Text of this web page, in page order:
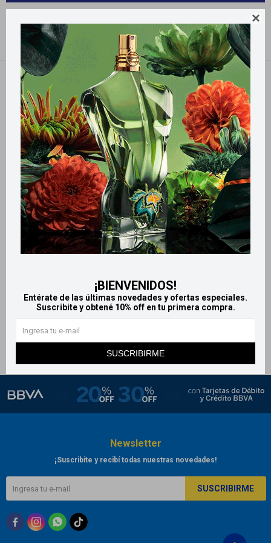

¡BIENVENIDOS!
Entérate de las últimas novedades y ofertas especiales.
Suscribite y obtené 10% off en tu primera compra.
SUSCRIBIRME
Recomendados
Filtrando por: Salud y deporte Domper Quitar filtros
LlegaEL LUNES
$ 425 $ 447
Newsletter
¡Suscribite y recibí todas nuestras novedades!
SUSCRIBIRME
  